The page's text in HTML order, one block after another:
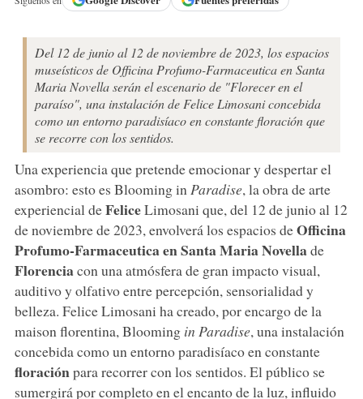
Del 12 de junio al 12 de noviembre de 2023, los espacios
museísticos de Officina Profumo-Farmaceutica en Santa
Maria Novella serán el escenario de "Florecer en el
paraíso", una instalación de Felice Limosani concebida
como un entorno paradisíaco en constante floración que
se recorre con los sentidos.
Una experiencia que pretende emocionar y despertar el
asombro: esto es Blooming in Paradise, la obra de arte
experiencial deFeliceLimosani que, del 12 de junio al 12
de noviembre de 2023, envolverá los espacios deOfficina
Profumo-Farmaceutica en Santa Maria Novellade
Florenciacon una atmósfera de gran impacto visual,
auditivo y olfativo entre percepción, sensorialidad y
belleza. Felice Limosani ha creado, por encargo de la
maison florentina, Blooming in Paradise, una instalación
concebida como un entorno paradisíaco en constante
floraciónpara recorrer con los sentidos. El público se
sumergirá por completo en el encanto de la luz, influido